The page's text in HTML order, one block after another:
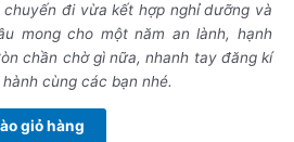
đi vừa kết hợp nghỉ dưỡng và
mong cho một năm an lành, hạnh
chần chờ gì nữa, nhanh tay đăng kí
cùng các bạn nhé.
giỏ hàng